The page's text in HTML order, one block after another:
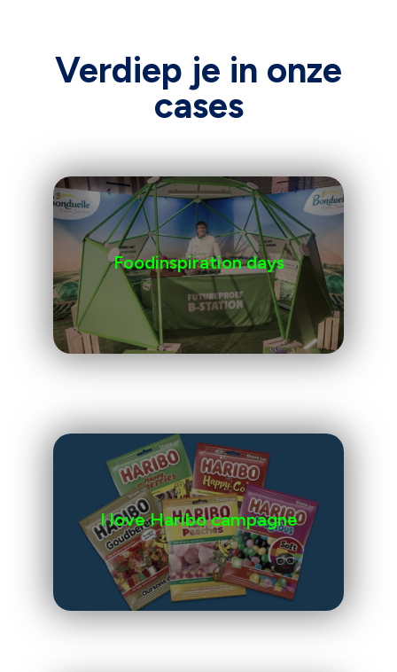
Verdiep je in onze
cases
Foodinspiration days
I love Haribo campagne